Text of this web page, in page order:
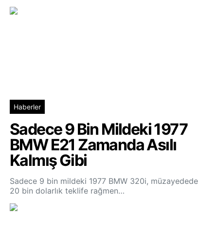
Haberler
Sadece 9 Bin Mildeki 1977
BMW E21 Zamanda Asılı
Kalmış Gibi
Sadece 9 bin mildeki 1977 BMW 320i, müzayedede
20 bin dolarlık teklife rağmen…